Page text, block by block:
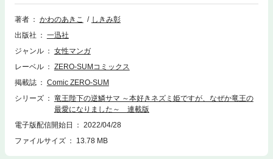
見目麗しい竜族の男に出会う。「ようやく見つけたぞ」その言葉と共に口
づけをされたことから、瑞英の未来は大きく変わっていくことになり―
竜王サマの溺愛ラブファンタジー!! 漫画内の告知等は過去のものとなり
ますので、ご注意ください。
著者 かわのあきこ
しきみ彰
出版社
一迅社
ジャンル
女性マンガ
レーベル
ZERO-SUMコミックス
掲載誌
Comic ZERO-SUM
シリーズ
竜王陛下の逆鱗サマ ～本好きネズミ姫ですが、なぜか竜王の
最愛になりました～ 連載版
電子版配信開始日
2022/04/28
ファイルサイズ
13.78 MB